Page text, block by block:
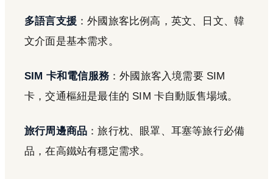
多語言支援 ：外國旅客比例高，英文、日文、韓
文介面是基本需求。
SIM 卡和電信服務 ：外國旅客入境需要 SIM
卡，交通樞紐是最佳的 SIM 卡自動販售場域。
旅行周邊商品 ：旅行枕、眼罩、耳塞等旅行必備
品，在高鐵站有穩定需求。